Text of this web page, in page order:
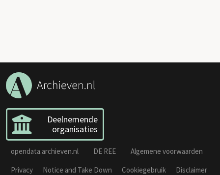
Deelnemende
organisaties
opendata.archieven.nl DE REE
Algemene voorwaarden
Privacy
Notice and Take Down Cookiegebruik
Disclaimer